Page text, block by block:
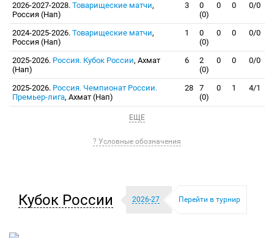
2026-2027-2028. Товарищеские матчи,
Россия (Нап)
3
0
(0)
0 0 0/0
2024-2025-2026. Товарищеские матчи,
Россия (Нап)
1
0
(0)
0 0 0/0
2025-2026. Россия. Кубок России, Ахмат
(Нап)
6
2
(0)
0 0 0/0
2025-2026. Россия. Чемпионат России.
Премьер-лига, Ахмат (Нап)
28
7
(0)
0 1 4/1
ЕЩЕ
? Условные обозначения
Кубок России 2026-27 Перейти в турнир